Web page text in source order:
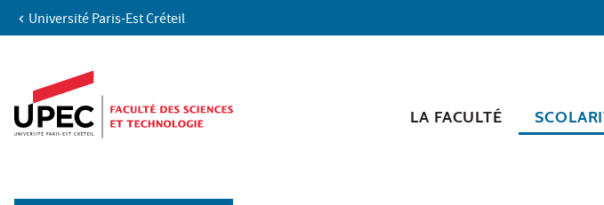
Aller au contenu
Accès directs
Recherche
Navigation secondaire
Université Paris-Est Créteil
LA FACULTÉ